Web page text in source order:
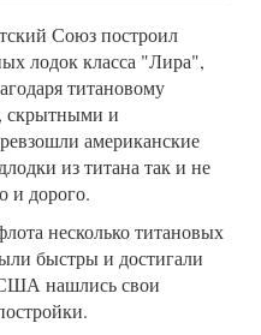
Союз построил
лодок класса "Лира",
титановому
скрытными и
американские
из титана так и не
и дорого.
несколько титановых
быстры и достигали
нашлись свои